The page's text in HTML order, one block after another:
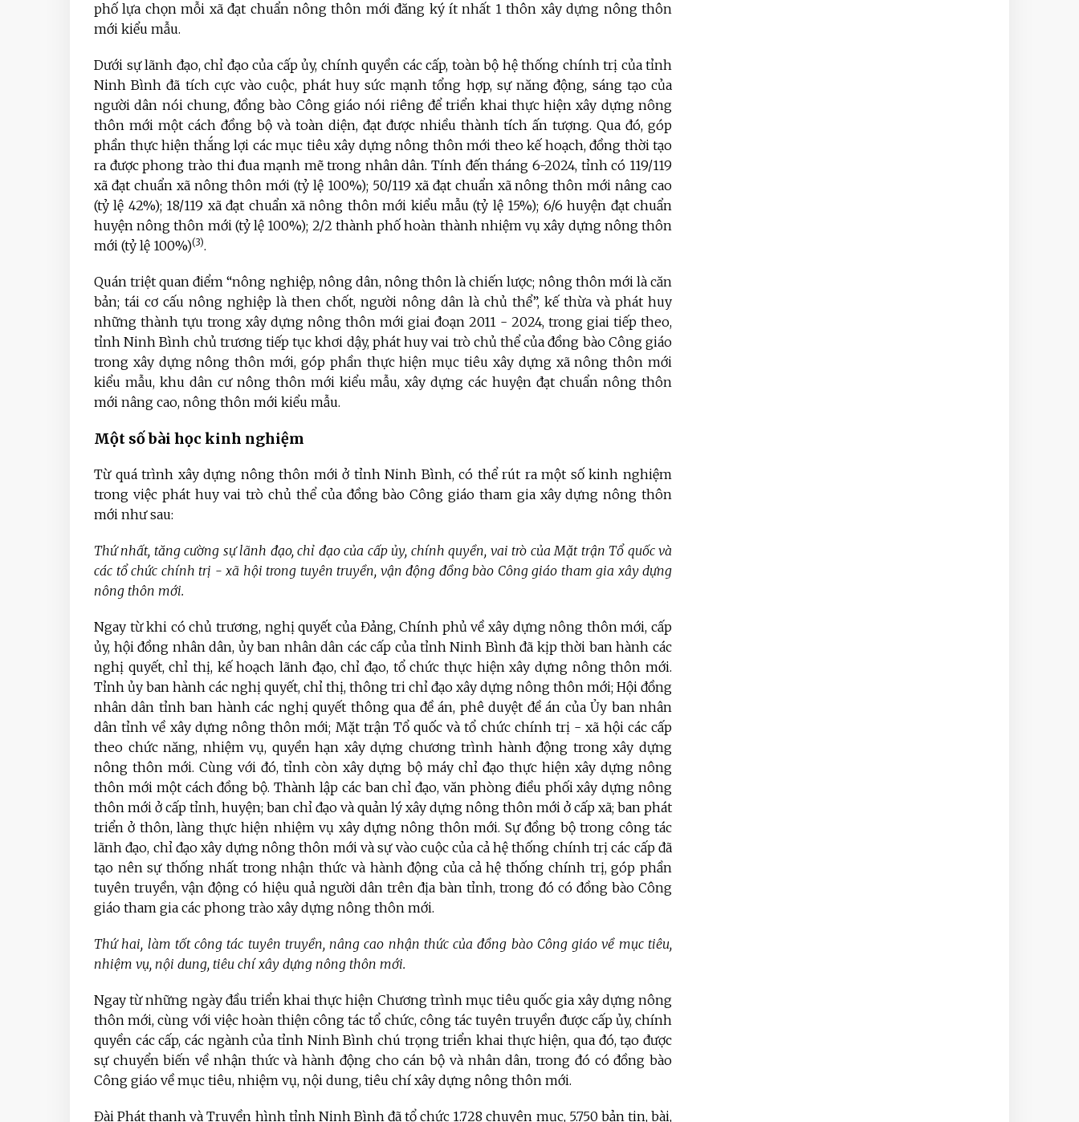
phố lựa chọn mỗi xã đạt chuẩn nông thôn mới đăng ký ít nhất 1 thôn xây dựng nông thôn
mới kiểu mẫu.
Dưới sự lãnh đạo, chỉ đạo của cấp ủy, chính quyền các cấp, toàn bộ hệ thống chính trị của tỉnh
Ninh Bình đã tích cực vào cuộc, phát huy sức mạnh tổng hợp, sự năng động, sáng tạo của
người dân nói chung, đồng bào Công giáo nói riêng để triển khai thực hiện xây dựng nông
thôn mới một cách đồng bộ và toàn diện, đạt được nhiều thành tích ấn tượng. Qua đó, góp
phần thực hiện thắng lợi các mục tiêu xây dựng nông thôn mới theo kế hoạch, đồng thời tạo
ra được phong trào thi đua mạnh mẽ trong nhân dân.Tính đến tháng 6-2024, tỉnh có 119/119
xã đạt chuẩn xã nông thôn mới (tỷ lệ 100%); 50/119 xã đạt chuẩn xã nông thôn mới nâng cao
(tỷ lệ 42%); 18/119 xã đạt chuẩn xã nông thôn mới kiểu mẫu (tỷ lệ 15%); 6/6 huyện đạt chuẩn
huyện nông thôn mới (tỷ lệ 100%); 2/2 thành phố hoàn thành nhiệm vụ xây dựng nông thôn
mới (tỷ lệ 100%)(3).
Quán triệt quan điểm “nông nghiệp, nông dân, nông thôn là chiến lược; nông thôn mới là căn
bản; tái cơ cấu nông nghiệp là then chốt, người nông dân là chủ thể”, kế thừa và phát huy
những thành tựu trong xây dựng nông thôn mới giai đoạn 2011 - 2024, trong giai tiếp theo,
tỉnh Ninh Bình chủ trương tiếp tục khơi dậy, phát huy vai trò chủ thể của đồng bào Công giáo
trong xây dựng nông thôn mới, góp phần thực hiện mục tiêu xây dựng xã nông thôn mới
kiểu mẫu, khu dân cư nông thôn mới kiểu mẫu, xây dựng các huyện đạt chuẩn nông thôn
mới nâng cao, nông thôn mới kiểu mẫu.
Một số bài học kinh nghiệm
Từ quá trình xây dựng nông thôn mới ở tỉnh Ninh Bình, có thể rút ramột số kinh nghiệm
trong việc phát huy vai trò chủ thể của đồng bào Công giáo tham gia xây dựng nông thôn
mới như sau:
Thứ nhất, tăng cường sự lãnh đạo, chỉ đạo của cấp ủy, chính quyền, vai trò của Mặt trận Tổ quốc và
các tổ chức chính trị - xã hội trong tuyên truyền, vận động đồng bào Công giáo tham gia xây dựng
nông thôn mới.
Ngay từ khi có chủ trương, nghị quyết của Đảng, Chính phủ về xây dựng nông thôn mới, cấp
ủy, hội đồng nhân dân, ủy ban nhân dân các cấp của tỉnh Ninh Bình đã kịp thời ban hành các
nghị quyết, chỉ thị, kế hoạch lãnh đạo, chỉ đạo, tổ chức thực hiện xây dựng nông thôn mới.
Tỉnh ủy ban hành các nghị quyết, chỉ thị, thông tri chỉ đạo xây dựng nông thôn mới; Hội đồng
nhân dân tỉnh ban hành các nghị quyết thông qua đề án, phê duyệt đề án của Ủy ban nhân
dân tỉnh về xây dựng nông thôn mới; Mặt trận Tổ quốc và tổ chức chính trị - xã hội các cấp
theo chức năng, nhiệm vụ, quyền hạn xây dựng chương trình hành động trong xây dựng
nông thôn mới. Cùng với đó, tỉnh còn xây dựng bộ máy chỉ đạo thực hiện xây dựng nông
thôn mới một cách đồng bộ. Thành lập các ban chỉ đạo, văn phòng điều phối xây dựng nông
thôn mới ở cấp tỉnh, huyện; ban chỉ đạo và quản lý xây dựng nông thôn mới ở cấp xã; ban phát
triển ở thôn, làng thực hiện nhiệm vụ xây dựng nông thôn mới. Sự đồng bộ trong công tác
lãnh đạo, chỉ đạo xây dựng nông thôn mới và sự vào cuộc của cả hệ thống chính trị các cấp đã
tạo nên sự thống nhất trong nhận thức và hành động của cả hệ thống chính trị, góp phần
tuyên truyền, vận động có hiệu quả người dân trên địa bàn tỉnh, trong đó có đồng bào Công
giáo tham gia các phong trào xây dựng nông thôn mới.
Thứ hai, làm tốt công tác tuyên truyền, nâng cao nhận thức của đồng bào Công giáo về mục tiêu,
nhiệm vụ, nội dung, tiêu chí xây dựng nông thôn mới.
Ngay từ những ngày đầu triển khai thực hiện Chương trình mục tiêu quốc gia xây dựng nông
thôn mới, cùng với việc hoàn thiện công tác tổ chức, công tác tuyên truyền được cấp ủy, chính
quyền các cấp, các ngành của tỉnh Ninh Bình chú trọng triển khai thực hiện, qua đó, tạo được
sự chuyển biến về nhận thức và hành động cho cán bộ và nhân dân, trong đó có đồng bào
Công giáo về mục tiêu, nhiệm vụ, nội dung, tiêu chí xây dựng nông thôn mới.
Đài Phát thanh và Truyền hình tỉnh Ninh Bình đã tổ chức 1.728 chuyên mục, 5.750 bản tin, bài,